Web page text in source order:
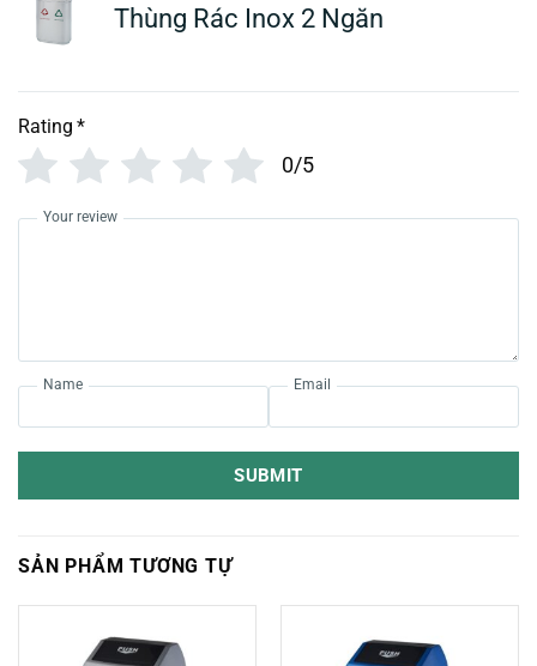
Thùng Rác Inox 2 Ngăn
Rating *
0/5
Your review
Name Email
SUBMIT
SẢN PHẨM TƯƠNG TỰ